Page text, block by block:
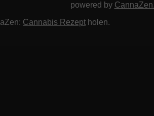
powered by
Cannabis Rezept holen.